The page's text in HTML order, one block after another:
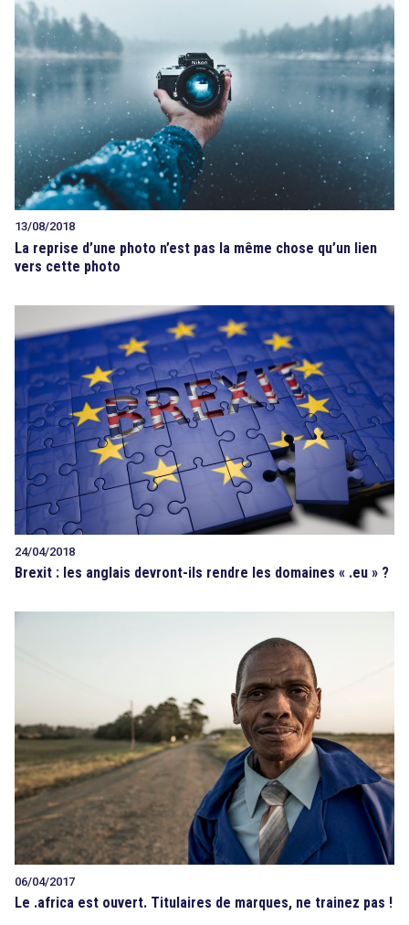
13/08/2018
La reprise d’une photo n’est pas la même chose qu’un lien
vers cette photo
24/04/2018
Brexit : les anglais devront-ils rendre les domaines « .eu » ?
06/04/2017
Le .africa est ouvert. Titulaires de marques, ne trainez pas !